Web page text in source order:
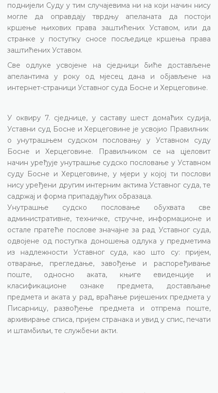
поднијели Суду у тим случајевима ни на који начин нису
могле да оправдају тврдњу апеланата да постоји
кршење њихових права заштићених Уставом, или да
странке у поступку сносе посљедице кршења права
заштићених Уставом.
Све одлуке усвојене на сједници биће достављене
апелантима у року од мјесец дана и објављене на
интернет-страници Уставног суда Босне и Херцеговине.
У оквиру 7. сједнице, у саставу шест домаћих судија,
Уставни суд Босне и Херцеговине је усвојио Правилник
о унутрашњем судском пословању у Уставном суду
Босне и Херцеговине. Правилником се на цјеловит
начин уређује унутрашње судско пословање у Уставном
суду Босне и Херцеговине, у мјери у којој ти послови
нису уређени другим интерним актима Уставног суда, те
садржај и форма припадајућих образаца.
Унутрашње судско пословање обухвата све
административне, техничке, стручне, информационе и
остале пратеће послове значајне за рад Уставног суда,
одвојене од поступка доношења одлука у предметима
из надлежности Уставног суда, као што су: пријем,
отварање, прегледање, завођење и распоређивање
поште, односно аката, књиге евиденције и
класификационе ознаке предмета, достављање
предмета и аката у рад, враћање ријешених предмета у
Писарницу, развођење предмета и отпрема поште,
архивирање списа, пријем странака и увид у спис, печати
и штамбиљи, те службени акти.